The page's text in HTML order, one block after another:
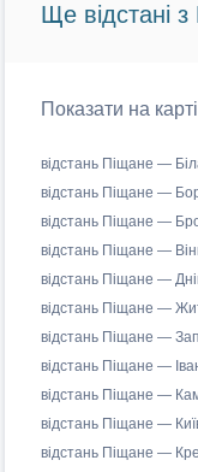
Ще відстані
Показати на
відстань Піщане —
відстань Піщане —
відстань Піщане —
відстань Піщане —
відстань Піщане —
відстань Піщане —
відстань Піщане —
відстань Піщане —
відстань Піщане —
відстань Піщане —
відстань Піщане —